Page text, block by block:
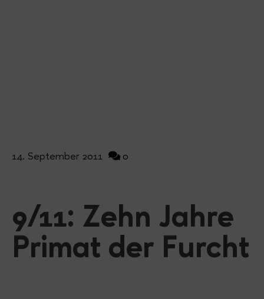
14. September 2011 0
9/11: Zehn Jahre
Primat der Furcht